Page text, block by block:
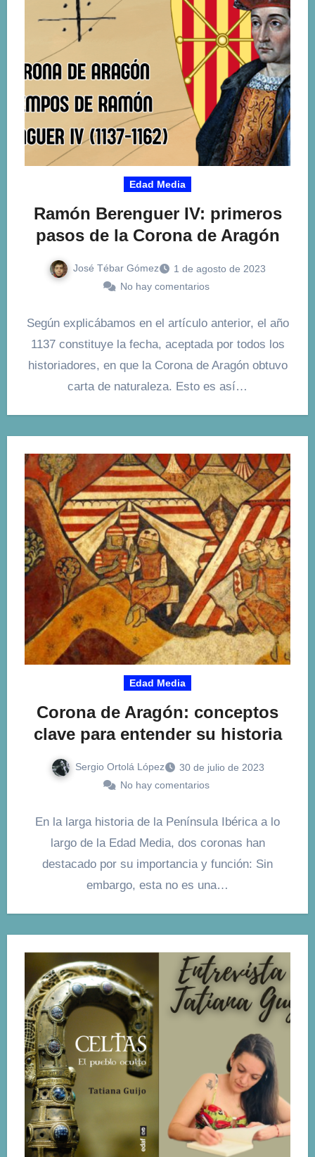
Edad Media
Ramón Berenguer IV: primeros
pasos de la Corona de Aragón
José Tébar Gómez
1 de agosto de 2023
No hay comentarios
Según explicábamos en el artículo anterior, el año
1137 constituye la fecha, aceptada por todos los
historiadores, en que la Corona de Aragón obtuvo
carta de naturaleza. Esto es así…
Edad Media
Corona de Aragón: conceptos
clave para entender su historia
Sergio Ortolá López
30 de julio de 2023
No hay comentarios
En la larga historia de la Península Ibérica a lo
largo de la Edad Media, dos coronas han
destacado por su importancia y función: Sin
embargo, esta no es una…